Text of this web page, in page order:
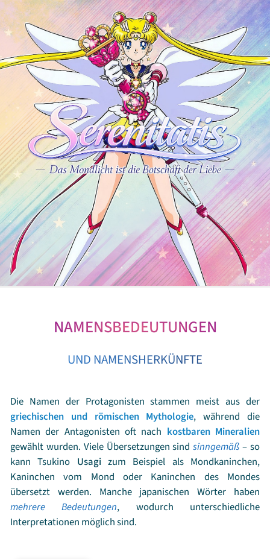
NAMENSBEDEUTUNGEN
UND NAMENSHERKÜNFTE
Die Namen der Protagonisten stammen meist aus der
griechischen und römischen Mythologie, während die
Namen der Antagonisten oft nach kostbaren Mineralien
gewählt wurden. Viele Übersetzungen sindsinngemäß – so
kann Tsukino Usagi zum Beispiel als Mondkaninchen,
Kaninchen vom Mond oder Kaninchen des Mondes
übersetzt werden. Manche japanischen Wörter haben
mehrere Bedeutungen, wodurch unterschiedliche
Interpretationen möglich sind.